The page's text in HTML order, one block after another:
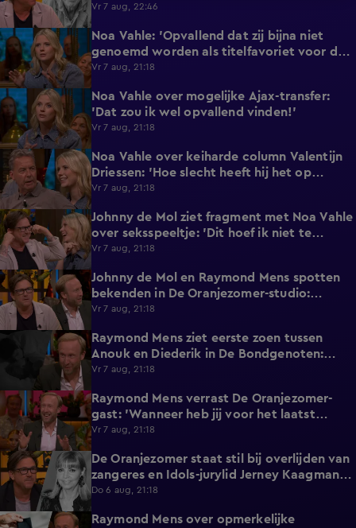
Vr 7 aug, 22:46
3:24
Noa Vahle: 'Opvallend dat zij bijna niet
genoemd worden als titelfavoriet voor de
Eredivisie!'
Vr 7 aug, 21:18
0:49
Noa Vahle over mogelijke Ajax-transfer:
'Dat zou ik wel opvallend vinden!'
Vr 7 aug, 21:18
2:25
Noa Vahle over keiharde column Valentijn
Driessen: 'Hoe slecht heeft hij het op
vakantie?!'
Vr 7 aug, 21:18
2:12
Johnny de Mol ziet fragment met Noa Vahle
over seksspeeltje: 'Dit hoef ik niet te
horen!'
Vr 7 aug, 21:18
0:27
Johnny de Mol en Raymond Mens spotten
bekenden in De Oranjezomer-studio:
'Hooggeëerd publiek!'
Vr 7 aug, 21:18
Raymond Mens ziet eerste zoen tussen
Anouk en Diederik in De Bondgenoten:
'Echt een soap!'
Vr 7 aug, 21:18
1:17
Raymond Mens verrast De Oranjezomer-
gast: 'Wanneer heb jij voor het laatst
afgetrokken?'
Vr 7 aug, 21:18
0:36
De Oranjezomer staat stil bij overlijden van
zangeres en Idols-jurylid Jerney Kaagman
(79)
Do 6 aug, 21:18
1:49
Raymond Mens over opmerkelijke